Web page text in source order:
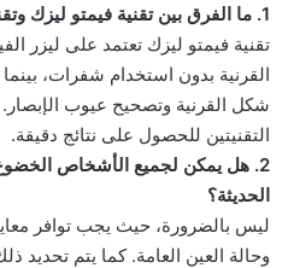
1. ما الفرق بين تقنية فيمتو ليزك وتقنية ليزر الإكزيمر؟
تقنية فيمتو ليزك تعتمد على ليزر
القرنية بدون استخدام شفرات،
شكل القرنية وتصحيح عيوب الإبصار.
التقنيتين للحصول على نتائج دقيقة.
2. هل يمكن لجميع الأشخاص
الحديثة؟
ليس بالضرورة، حيث يجب توافر
وحالة العين العامة. كما يتم